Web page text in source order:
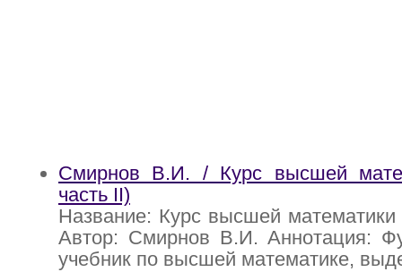
Смирнов В.И. / Курс высшей
часть II)
Название: Курс высшей математики
Автор: Смирнов В.И. Аннотация:
учебник по высшей математике,